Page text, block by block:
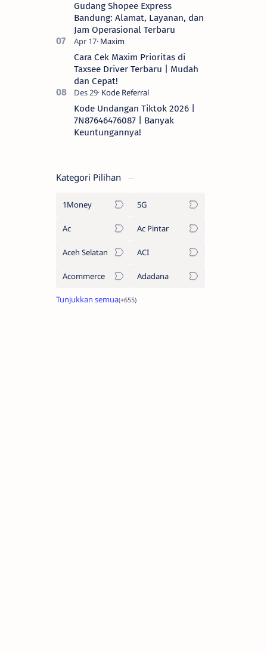
Gudang Shopee Express
Bandung: Alamat, Layanan, dan
Jam Operasional Terbaru
Cara Cek Maxim Prioritas di
Taxsee Driver Terbaru | Mudah
dan Cepat!
Kode Undangan Tiktok 2026 |
7N87646476087 | Banyak
Keuntungannya!
Kategori Pilihan
1Money 5G
Ac Ac Pintar
Aceh Selatan ACI
Acommerce Adadana